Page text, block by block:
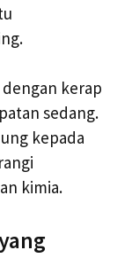
kerap
sedang.
kepada
kimia.